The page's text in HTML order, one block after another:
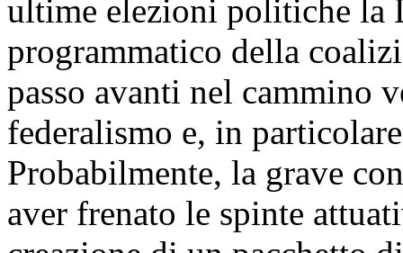
ultime elezioni politiche la
programmatico della
passo avanti nel cammino
federalismo e, in
Probabilmente, la grave
aver frenato le spinte